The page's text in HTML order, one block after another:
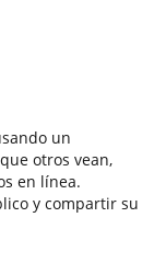
un
otros vean,
en línea.
y compartir su